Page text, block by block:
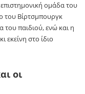
ομάδα του
του Βίρτσμπουργκ
του παιδιού, ενώ και η
εκείνη στο ίδιο
οι